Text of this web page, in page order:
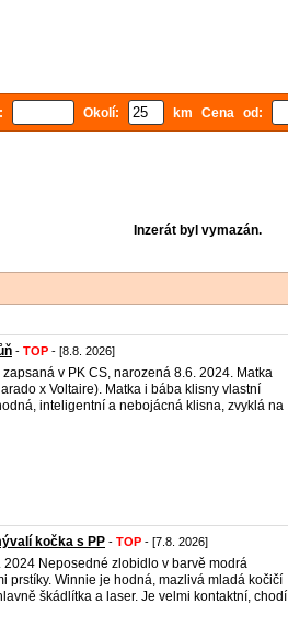
Okolí: km Cena od:
Inzerát byl vymazán.
- TOP - [8.8. 2026]
v PK CS, narozená 8.6. 2024. Matka
x Voltaire). Matka i bába klisny vlastní
inteligentní a nebojácná klisna, zvyklá na
kočka s PP - TOP - [7.8. 2026]
Neposedné zlobidlo v barvě modrá
prstíky. Winnie je hodná, mazlivá mladá kočičí
škádlítka a laser. Je velmi kontaktní, chodí